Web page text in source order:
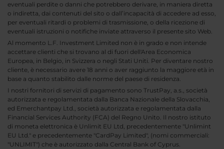
eventuali perdite o danni che potrebbero derivare, in maniera diretta
o indiretta, dai contenuti del sito o dall’incapacità di accedere ad esso,
per eventuali ritardi o problemi di trasmissione, o della ricezione di
eventuali istruzioni o notifiche inviate attraverso il presente sito Web.
Al momento L.F. Investment Limited non è in grado e non intende
accettare clienti che si trovano al di fuori dell'Area Economica
Europea, in Belgio, in Svizzera o negli Stati Uniti. Per diventare nostro
cliente, è necessario avere 18 anni o aver raggiunto la maggiore età in
base a quanto stabilito dalle norme del paese di residenza.
I nostri fornitori di servizi di pagamento sono TrustPay, a.s., società
autorizzata e regolamentata dalla Banca Nazionale della Slovacchia,
ed Emerchantpay Ltd., società autorizzata e regolamentata dalla
Financial Services Authority (FCA) del Regno Unito. Il nostro istituto
di moneta elettronica è Unlimit EU Ltd, precedentemente "Unlimint
EU Ltd." e precedentemente "CardPay Limited", (nomi commerciali:
"UNLIMIT") che è autorizzato dalla Central Bank of Cyprus.